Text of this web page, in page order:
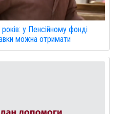
у Пенсійному фонді
можна отримати